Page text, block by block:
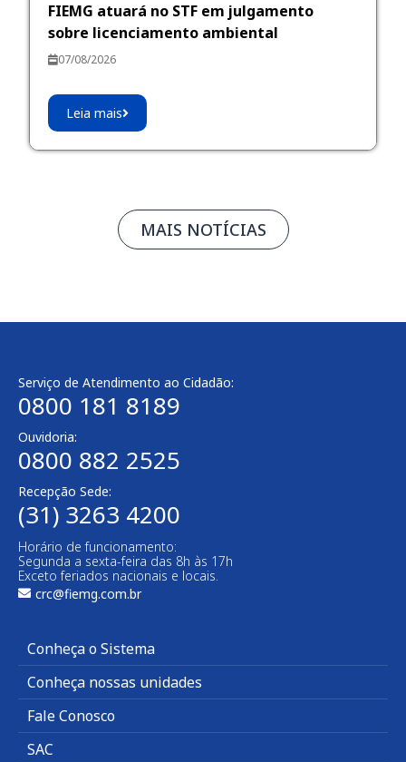
FIEMG atuará no STF em julgamento
sobre licenciamento ambiental
07/08/2026
Leia mais
MAIS NOTÍCIAS
Serviço de Atendimento ao Cidadão:
0800 181 8189
Ouvidoria:
0800 882 2525
Recepção Sede:
(31) 3263 4200
Horário de funcionamento:
Segunda a sexta-feira das 8h às 17h
Exceto feriados nacionais e locais.
crc@fiemg.com.br
Conheça o Sistema
Conheça nossas unidades
Fale Conosco
SAC